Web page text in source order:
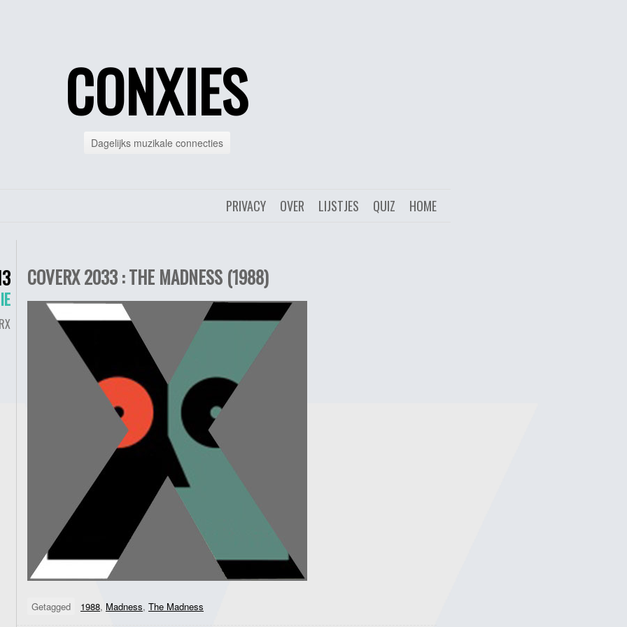
CONXIES
Dagelijks muzikale connecties
HOME
QUIZ
LIJSTJES
OVER
PRIVACY
COVERX 2033 : THE MADNESS (1988)
Getagged 1988, Madness, The Madness